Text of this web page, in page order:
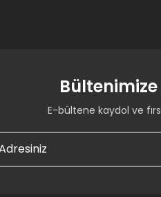
E-bültene kaydol ve